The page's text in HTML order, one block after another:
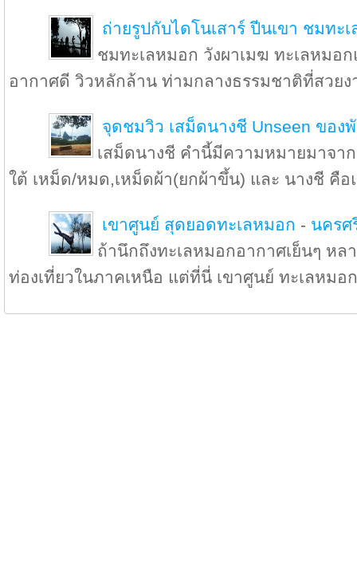
ถ่ายรูปกับไดโนเสาร์ ปีนเขา ชมทะ
ชมทะเลหมอก วังผาเมฆ ทะเลหมอก
อากาศดี วิวหลักล้าน ท่ามกลางธรรมชาติที่สวย
จุดชมวิว เสม็ดนางชี Unseen ของพั
เสม็ดนางชี คำนี้มีความหมายมาจา
ใต้ เหม็ด/หมด,เหม็ดผ้า(ยกผ้าขึ้น) และ นางชี คือ
เขาศูนย์ สุดยอดทะเลหมอก - นครศ
ถ้านึกถึงทะเลหมอกอากาศเย็นๆ ห
ท่องเที่ยวในภาคเหนือ แต่ที่นี่ เขาศูนย์ ทะเลหมอ